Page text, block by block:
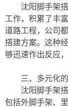
沈阳脚手架
工作，积累了丰
道路工程，公司
搭建方案。这种
够迅速作出反应
三、多元化
沈阳脚手架
包括外脚手架、